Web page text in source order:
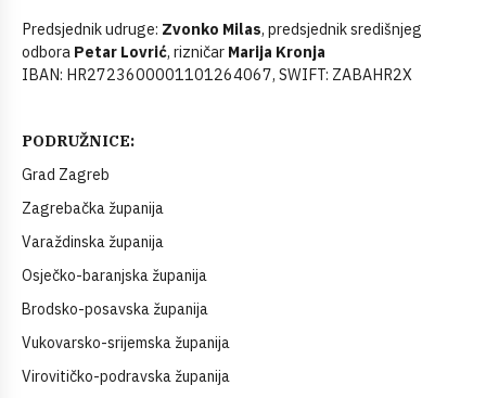
Predsjednik udruge: Zvonko Milas, predsjednik središnjeg
odbora Petar Lovrić, rizničar Marija Kronja
IBAN: HR2723600001101264067, SWIFT: ZABAHR2X
PODRUŽNICE:
Grad Zagreb
Zagrebačka županija
Varaždinska županija
Osječko-baranjska županija
Brodsko-posavska županija
Vukovarsko-srijemska županija
Virovitičko-podravska županija